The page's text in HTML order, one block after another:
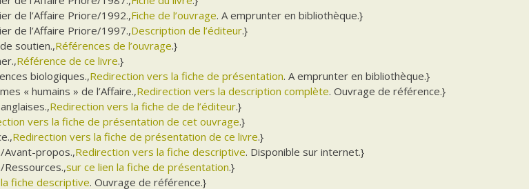
de l’Affaire Priore/1992.,Fiche de l’ouvrage. A emprunter en bibliothèque.}
de l’Affaire Priore/1997.,Description de l’éditeur.}
soutien.,Références de l’ouvrage.}
Référence de ce livre.}
biologiques.,Redirection vers la fiche de présentation. A emprunter en bibliothèque.}
« humains » de l’Affaire.,Redirection vers la description complète. Ouvrage de référence.}
Redirection vers la fiche de de l’éditeur.}
vers la fiche de présentation de cet ouvrage.}
Redirection vers la fiche de présentation de ce livre.}
propos.,Redirection vers la fiche descriptive. Disponible sur internet.}
sur ce lien la fiche de présentation.}
fiche descriptive. Ouvrage de référence.}